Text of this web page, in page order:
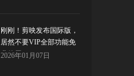
刚刚！剪映发布国际版，
居然不要VIP全部功能免
费使用！
2026年01月07日